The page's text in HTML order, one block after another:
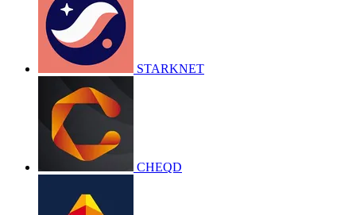
STARKNET
CHEQD